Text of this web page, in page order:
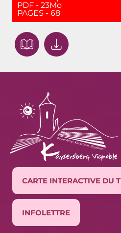
PDF - 23Mo
PAGES - 68
CARTE INTERACTIVE DU
INFOLETTRE